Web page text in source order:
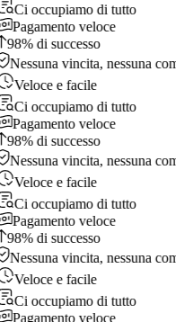
Ci occupiamo di tutto
Pagamento veloce
98% di successo
Nessuna vincita, nessuna
Veloce e facile
Ci occupiamo di tutto
Pagamento veloce
98% di successo
Nessuna vincita, nessuna
Veloce e facile
Ci occupiamo di tutto
Pagamento veloce
98% di successo
Nessuna vincita, nessuna
Veloce e facile
Ci occupiamo di tutto
Pagamento veloce